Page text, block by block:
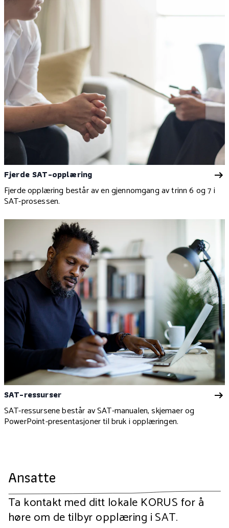
Fjerde SAT-opplæring
Fjerde opplæring består av en gjennomgang av trinn 6 og 7 i
SAT-prosessen.
SAT-ressurser
SAT-ressursene består av SAT-manualen, skjemaer og
PowerPoint-presentasjoner til bruk i opplæringen.
Ansatte
Ta kontakt med ditt lokale KORUS for å
høre om de tilbyr opplæring i SAT.